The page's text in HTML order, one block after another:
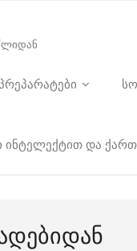
ინტელექტით და